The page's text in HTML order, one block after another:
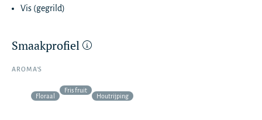
Vis (gegrild)
Smaakprofiel
AROMA’S
Floraal
Fris fruit
Houtrijping